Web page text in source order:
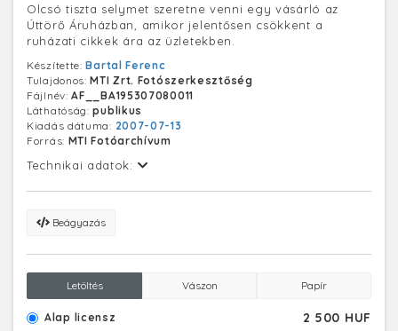
Olcsó tiszta selymet szeretne venni egy vásárló az
Úttörő Áruházban, amikor jelentősen csökkent a
ruházati cikkek ára az üzletekben.
Készítette:Bartal Ferenc
Tulajdonos:MTI Zrt. Fotószerkesztőség
Fájlnév:AF__BA195307080011
Láthatóság:publikus
Kiadás dátuma: 2007-07-13
Forrás: MTI Fotóarchívum
Technikai adatok:
Beágyazás
Letöltés Vászon Papír
Alap licensz 2 500 HUF